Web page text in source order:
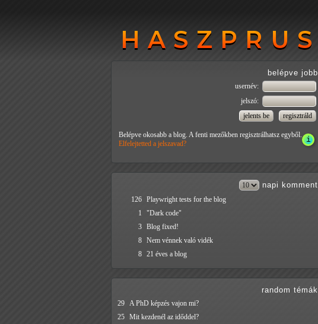
HASZPRUS
HASZPRUS
belépve jobb
usernév:
jelszó:
Belépve okosabb a blog. A fenti mezőkben regisztrálhatsz egyből.
Elfelejtetted a jelszavad?
napi komment
126 Playwright tests for the blog
1
"Dark code"
3 Blog fixed!
8 Nem vénnek való vidék
8 21 éves a blog
random témák
29 A PhD képzés vajon mi?
25 Mit kezdenél az időddel?